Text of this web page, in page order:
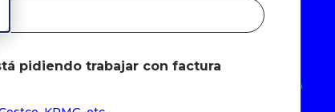
pidiendo trabajar con factura